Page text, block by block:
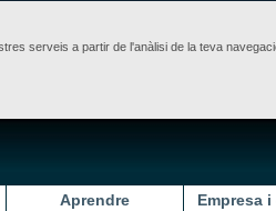
serveis a partir de l'anàlisi de la teva
Aprendre Empresa